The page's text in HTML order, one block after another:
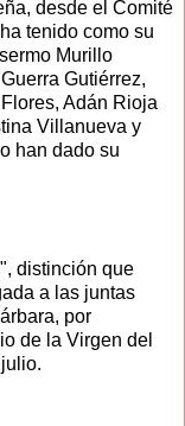
desde el Comité
tenido como su
Murillo
Gutiérrez,
Adán Rioja
Villanueva y
han dado su
distinción que
a las juntas
por
de la Virgen del